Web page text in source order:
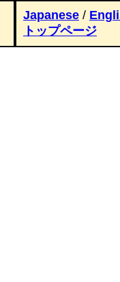
Japanese/
トップページ